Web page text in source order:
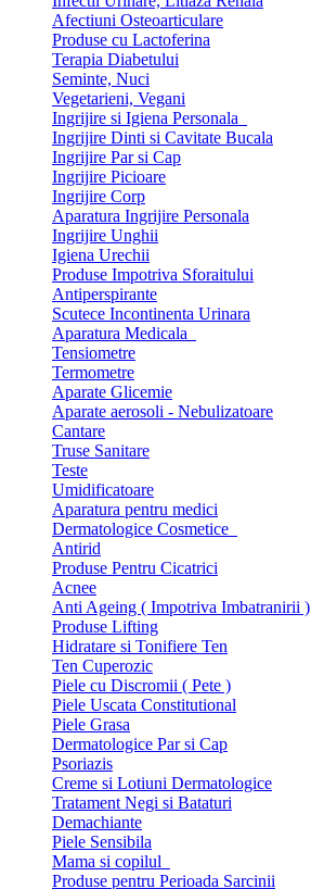
Afectiuni Osteoarticulare
Produse cu Lactoferina
Terapia Diabetului
Seminte, Nuci
Vegetarieni, Vegani
Ingrijire si Igiena Personala
Ingrijire Dinti si Cavitate Bucala
Ingrijire Par si Cap
Ingrijire Picioare
Ingrijire Corp
Aparatura Ingrijire Personala
Ingrijire Unghii
Igiena Urechii
Produse Impotriva Sforaitului
Antiperspirante
Scutece Incontinenta Urinara
Aparatura Medicala
Tensiometre
Termometre
Aparate Glicemie
Aparate aerosoli - Nebulizatoare
Cantare
Truse Sanitare
Teste
Umidificatoare
Aparatura pentru medici
Dermatologice Cosmetice
Antirid
Produse Pentru Cicatrici
Acnee
Anti Ageing ( Impotriva Imbatranirii )
Produse Lifting
Hidratare si Tonifiere Ten
Ten Cuperozic
Piele cu Discromii ( Pete )
Piele Uscata Constitutional
Piele Grasa
Dermatologice Par si Cap
Psoriazis
Creme si Lotiuni Dermatologice
Tratament Negi si Bataturi
Demachiante
Piele Sensibila
Mama si copilul
Produse pentru Perioada Sarcinii